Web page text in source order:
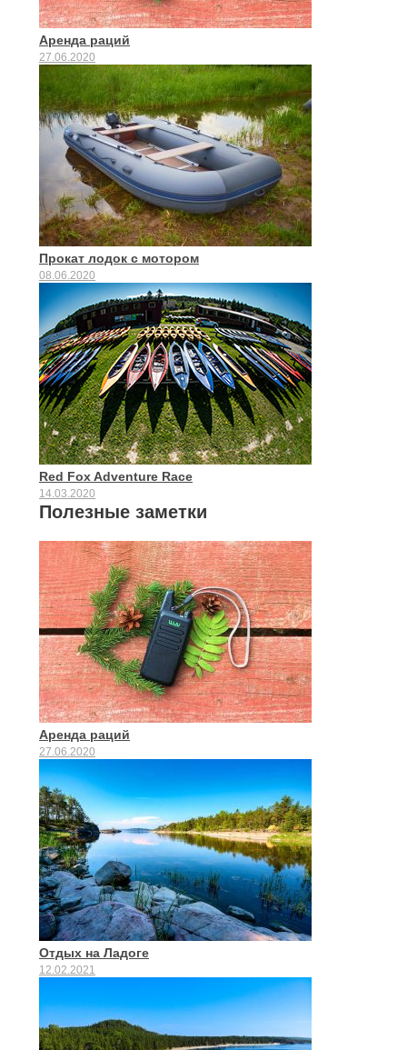
Аренда раций
27.06.2020
Прокат лодок с мотором
08.06.2020
Red Fox Adventure Race
14.03.2020
Полезные заметки
Аренда раций
27.06.2020
Отдых на Ладоге
12.02.2021